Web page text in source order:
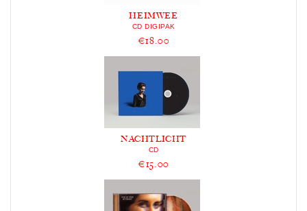
HEIMWEE
CD DIGIPAK
€18.00
NACHTLICHT
CD
€15.00